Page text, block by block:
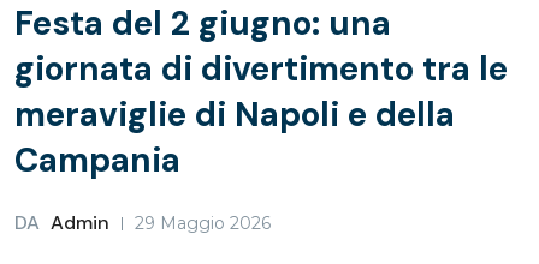
Festa del 2 giugno: una
giornata di divertimento tra le
meraviglie di Napoli e della
Campania
DA Admin 29 Maggio 2026